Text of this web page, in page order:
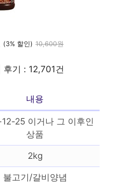
(3% 할인) 10,600원
기 : 12,701건
내용
25 이거나 그 이후인
상품
2kg
불고기/갈비양념